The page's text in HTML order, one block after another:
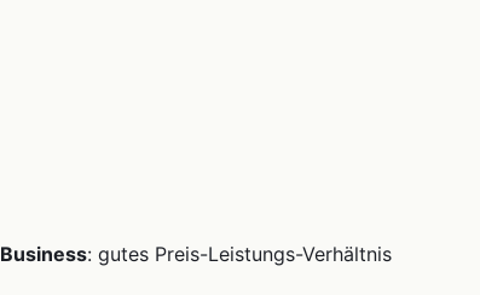
Business: gutes Preis-Leistungs-Verhältnis